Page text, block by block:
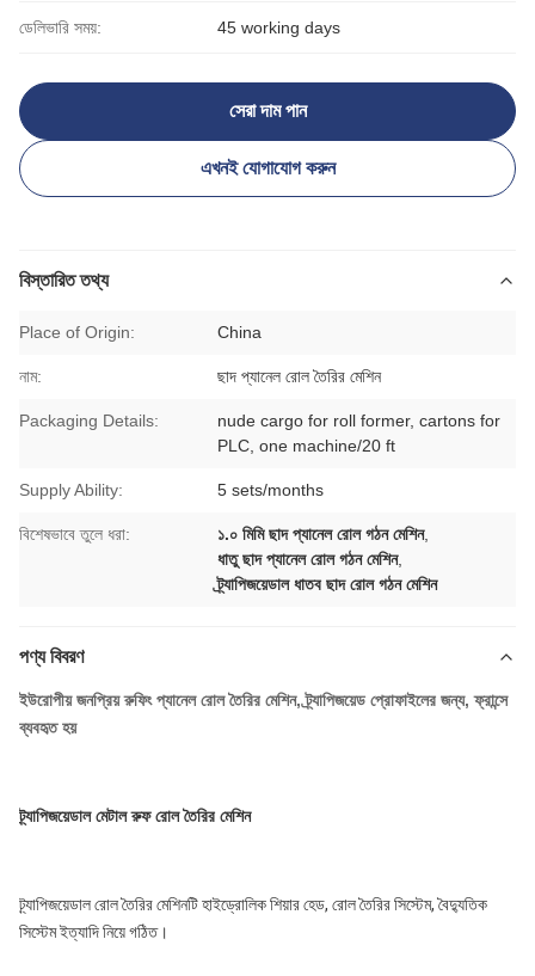
ডেলিভারি সময়: 45 working days
সেরা দাম পান
এখনই যোগাযোগ করুন
বিস্তারিত তথ্য
Place of Origin: China
নাম: ছাদ প্যানেল রোল তৈরির মেশিন
Packaging Details:
nude cargo for roll former, cartons for
PLC, one machine/20 ft
Supply Ability: 5 sets/months
বিশেষভাবে তুলে ধরা: ১.০ মিমি ছাদ প্যানেল রোল গঠন মেশিন,
ধাতু ছাদ প্যানেল রোল গঠন মেশিন,
ট্র্যাপিজয়েডাল ধাতব ছাদ রোল গঠন মেশিন
পণ্য বিবরণ
ইউরোপীয় জনপ্রিয় রুফিং প্যানেল রোল তৈরির মেশিন, ট্র্যাপিজয়েড প্রোফাইলের জন্য, ফ্রান্সে
ব্যবহৃত হয়
ট্র্যাপিজয়েডাল মেটাল রুফ রোল তৈরির মেশিন
ট্র্যাপিজয়েডাল রোল তৈরির মেশিনটি হাইড্রোলিক শিয়ার হেড, রোল তৈরির সিস্টেম, বৈদ্যুতিক
সিস্টেম ইত্যাদি নিয়ে গঠিত।